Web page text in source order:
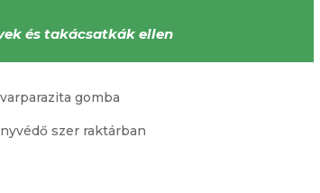
és takácsatkák ellen
gomba
szer raktárban